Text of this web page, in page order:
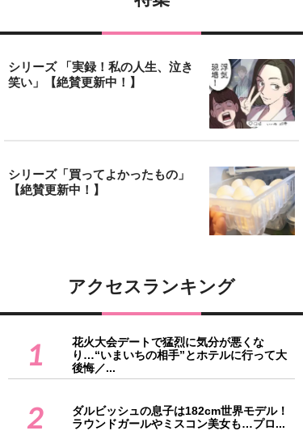
シリーズ 「実録！私の人生、泣き
笑い」【絶賛更新中！】
シリーズ「買ってよかったもの」
【絶賛更新中！】
アクセスランキング
1
花火大会デートで猛烈に気分が悪くな
り…“いまいちの相手”とホテルに行って大
後悔／...
2
ダルビッシュの息子は182cm世界モデル！
ラウンドガールやミスコン美女も…プロ...